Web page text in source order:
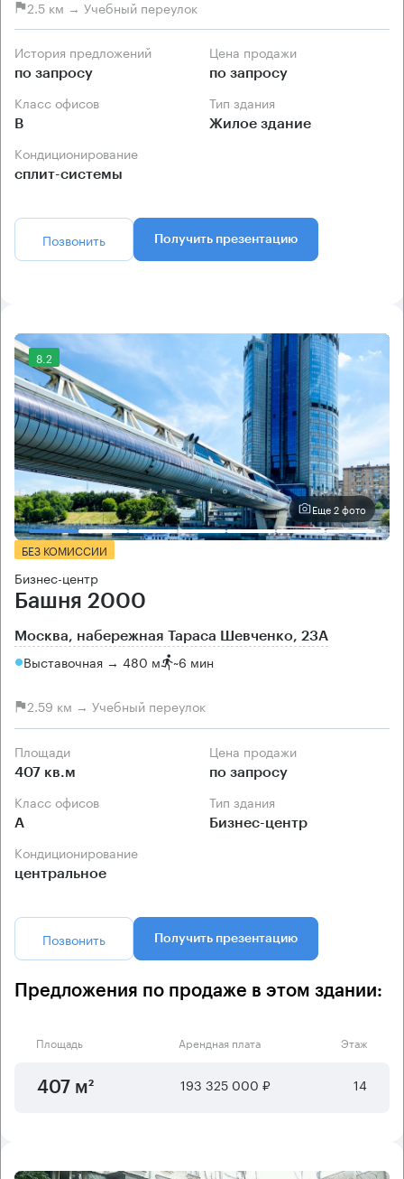
2.5 км → Учебный переулок
История предложений
по запросу
Цена продажи
по запросу
Класс офисов
B
Тип здания
Жилое здание
Кондиционирование
сплит-системы
Позвонить Получить презентацию
8.2
Еще 2 фото
БЕЗ КОМИССИИ
Бизнес-центр
Башня 2000
Москва, набережная Тараса Шевченко, 23А
Выставочная → 480 м ~6 мин
2.59 км → Учебный переулок
Площади
407 кв.м
Цена продажи
по запросу
Класс офисов
А
Тип здания
Бизнес-центр
Кондиционирование
центральное
Позвонить Получить презентацию
Предложения по продаже в этом здании:
Площадь Арендная плата Этаж
407 м² 193 325 000 ₽ 14